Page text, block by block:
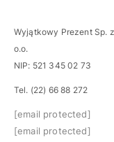
Wyjątkowy Prezent Sp. z
o.o.
NIP: 521 345 02 73
Tel. (22) 66 88 272
[email protected]
[email protected]